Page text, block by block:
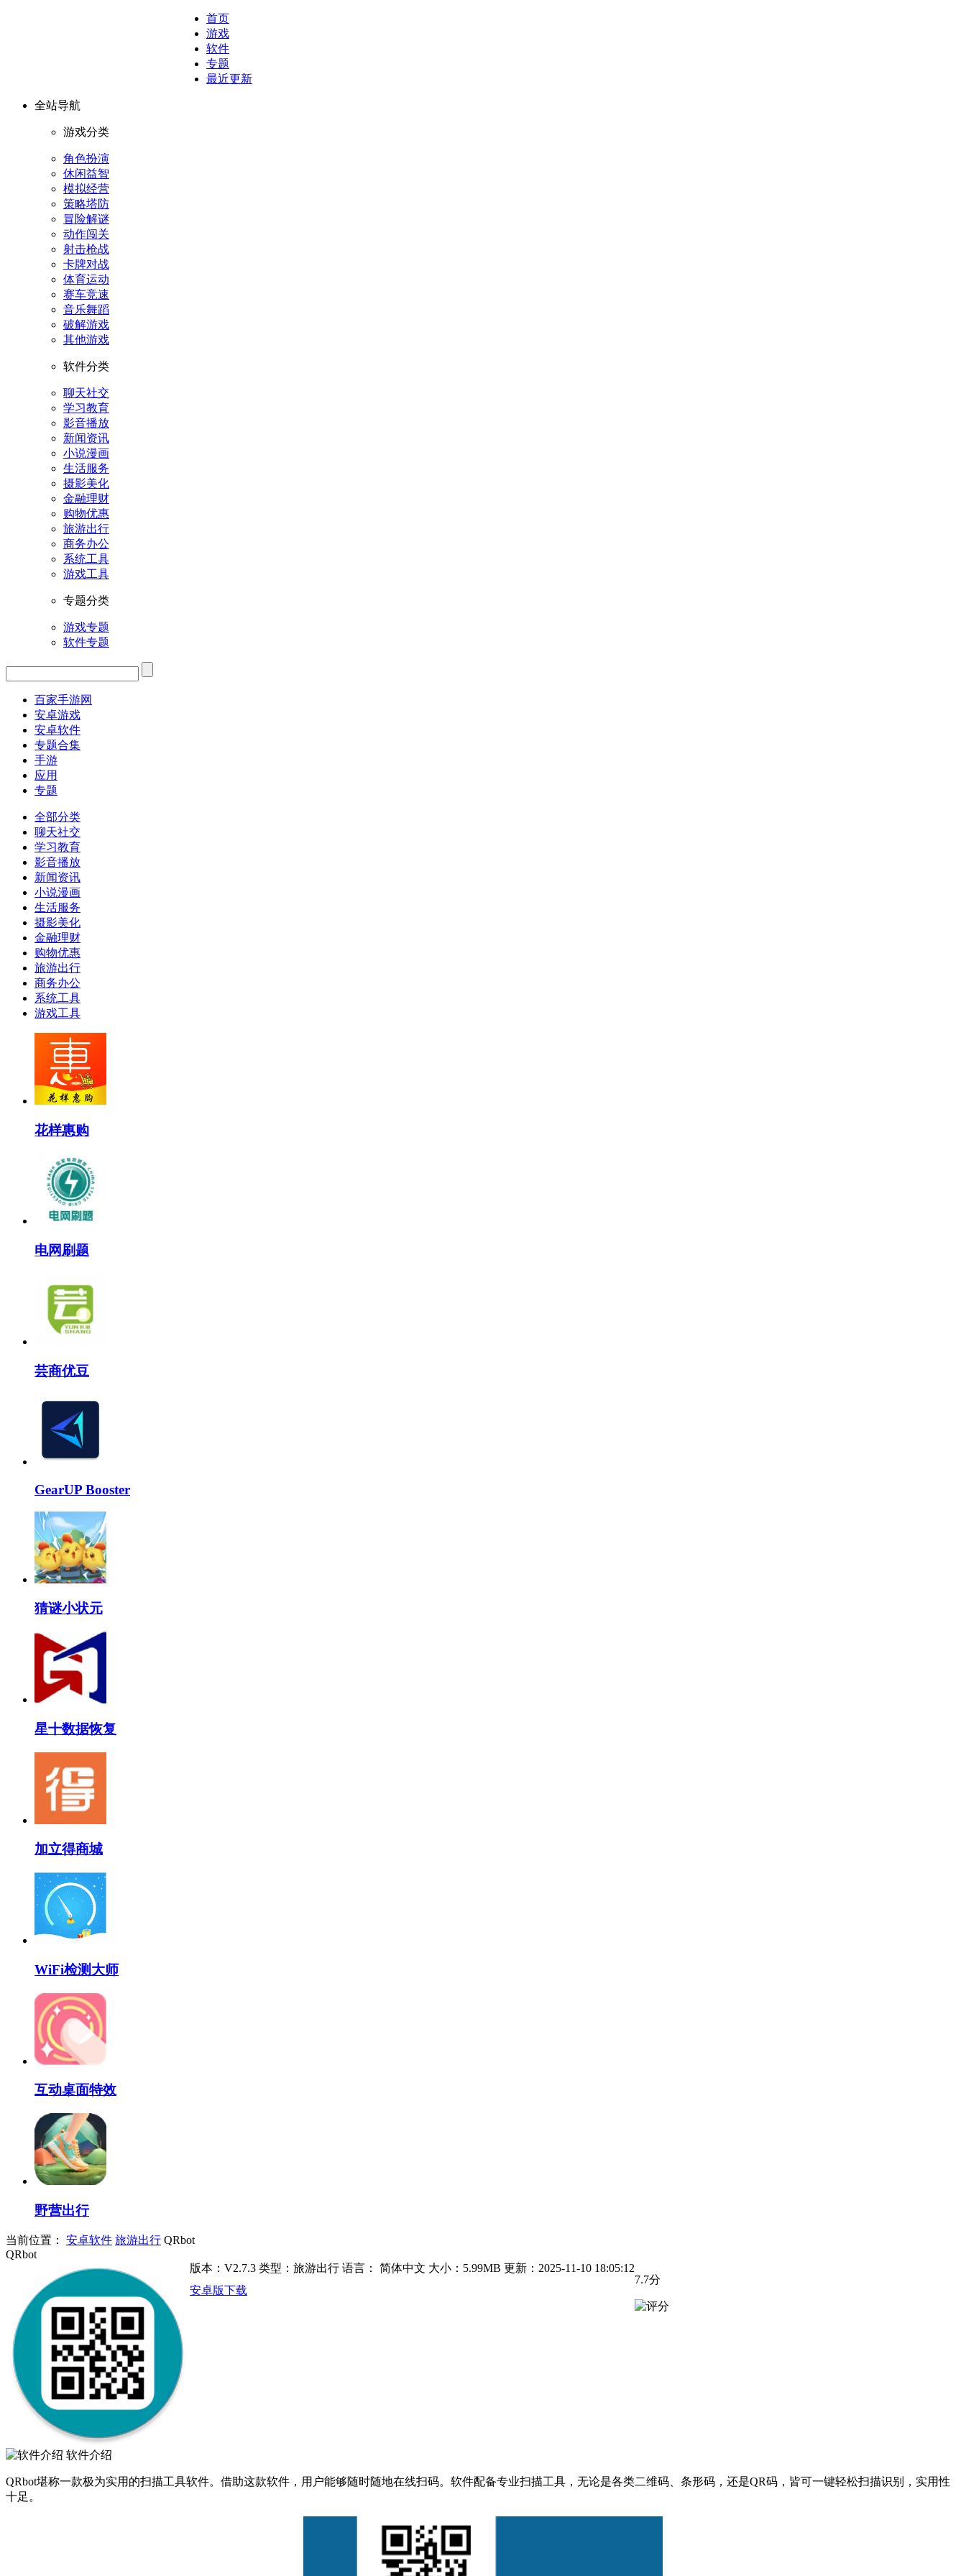
首页
游戏
软件
专题
最近更新
全站导航
游戏分类
角色扮演
休闲益智
模拟经营
策略塔防
冒险解谜
动作闯关
射击枪战
卡牌对战
体育运动
赛车竞速
音乐舞蹈
破解游戏
其他游戏
软件分类
聊天社交
学习教育
影音播放
新闻资讯
小说漫画
生活服务
摄影美化
金融理财
购物优惠
旅游出行
商务办公
系统工具
游戏工具
专题分类
游戏专题
软件专题
百家手游网
安卓游戏
安卓软件
专题合集
手游
应用
专题
全部分类
聊天社交
学习教育
影音播放
新闻资讯
小说漫画
生活服务
摄影美化
金融理财
购物优惠
旅游出行
商务办公
系统工具
游戏工具
花样惠购
电网刷题
芸商优豆
GearUP Booster
猜谜小状元
星十数据恢复
加立得商城
WiFi检测大师
互动桌面特效
野营出行
当前位置： 安卓软件 旅游出行 QRbot
QRbot
版本：V2.7.3 类型：旅游出行 语言： 简体中文 大小：5.99MB 更新：2025-11-10 18:05:12
安卓版下载
7.7分
软件介绍
QRbot堪称一款极为实用的扫描工具软件。借助这款软件，用户能够随时随地在线扫码。软件配备专业扫描工具，无论是各类二维码、条形码，还是QR码，皆可一键轻松扫描识别，实用性
十足。